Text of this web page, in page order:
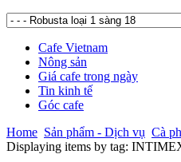
Cafe Vietnam
Nông sản
Giá cafe trong ngày
Tin kinh tế
Góc cafe
Home Sản phẩm - Dịch vụ Cà
Displaying items by tag: